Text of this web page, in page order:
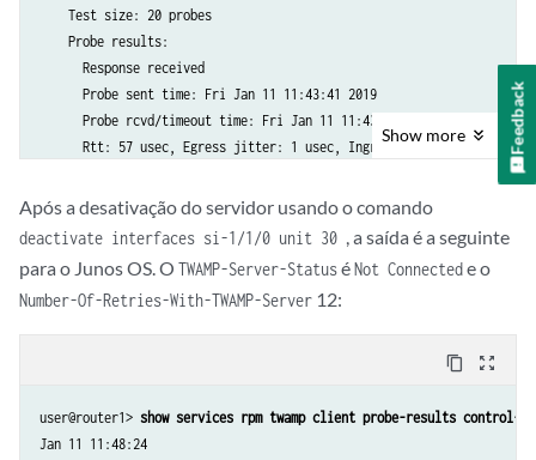
    Test size: 20 probes
    Probe results:
      Response received
      Probe sent time: Fri Jan 11 11:43:41 2019
      Probe rcvd/timeout time: Fri Jan 11 11:43:41 2019
Rtt: 57 usec, Egress jitter: 1 usec, Ingress jitter: -1 usec,
Egress interarrival jitter: 43 usec, Ingress interarrival
    Results over current test:
........
    Owner: c1, Test: t2
server-address: 192.0.2.2, server-port: 862, Client address:
TWAMP-Server-Status: Connected, Number-Of-Retries-With-TWAMP-
    Destination interface name: si-2/2/0.10
    Test size: 15 probes
Show more
Após a desativação do servidor usando o comando
deactivate interfaces si-1/1/0 unit 30 , a saída é a seguinte
para o Junos OS. O TWAMP-Server-StatuséNot Connectede o
Number-Of-Retries-With-TWAMP-Server 12:
content_copy zoom_out_map
user@router1> show services rpm twamp client probe-results control-
Jan 11 11:48:24
Feedback